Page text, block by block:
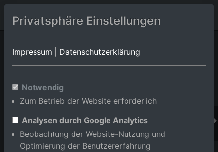
Orts-Album von Eggenstein-Leopoldshafen/Eggenstein
Baden-Württemberg,Deutschland
Im Shop bestellen
Privatsphäre Einstellungen
Impressum Datenschutzerklärung
Notwendig
Zum Betrieb der Website erforderlich
Analysen durch Google Analytics
Beobachtung der Website-Nutzung und
Optimierung der Benutzererfahrung